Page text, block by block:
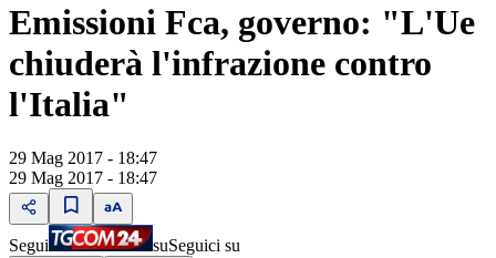
Emissioni Fca, governo: "L'Ue
chiuderà l'infrazione contro
l'Italia"
29 Mag 2017 - 18:47
29 Mag 2017 - 18:47
Segui suSeguici su